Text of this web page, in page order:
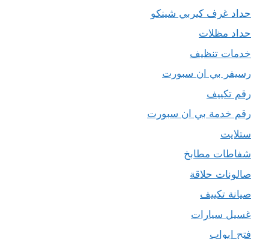
حداد غرف كيربي شينكو
حداد مظلات
خدمات تنظيف
رسيفر بي ان سبورت
رقم تكييف
رقم خدمة بي ان سبورت
ستلايت
شفاطات مطابخ
صالونات حلاقة
صيانة تكييف
غسيل سيارات
فتح ابواب